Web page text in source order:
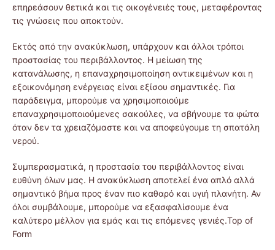
επηρεάσουν θετικά και τις οικογένειές τους, μεταφέροντας
τις γνώσεις που αποκτούν.
Εκτός από την ανακύκλωση, υπάρχουν και άλλοι τρόποι
προστασίας του περιβάλλοντος. Η μείωση της
κατανάλωσης, η επαναχρησιμοποίηση αντικειμένων και η
εξοικονόμηση ενέργειας είναι εξίσου σημαντικές. Για
παράδειγμα, μπορούμε να χρησιμοποιούμε
επαναχρησιμοποιούμενες σακούλες, να σβήνουμε τα φώτα
όταν δεν τα χρειαζόμαστε και να αποφεύγουμε τη σπατάλη
νερού.
Συμπερασματικά, η προστασία του περιβάλλοντος είναι
ευθύνη όλων μας. Η ανακύκλωση αποτελεί ένα απλό αλλά
σημαντικό βήμα προς έναν πιο καθαρό και υγιή πλανήτη. Αν
όλοι συμβάλουμε, μπορούμε να εξασφαλίσουμε ένα
καλύτερο μέλλον για εμάς και τις επόμενες γενιές.Top of
Form